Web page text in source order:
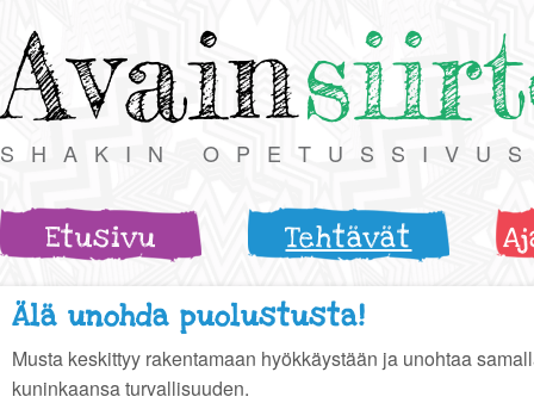
Avain
SHAKIN
Etusivu Tehtävät
Älä unohda puolustusta!
Musta keskittyy rakentamaan hyökkäystään ja unohtaa
kuninkaansa turvallisuuden.